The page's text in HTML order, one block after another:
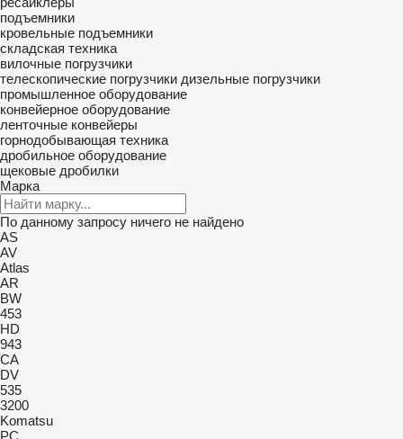
подъемники
кровельные подъемники
складская техника
вилочные погрузчики
телескопические погрузчики дизельные погрузчики
промышленное оборудование
конвейерное оборудование
ленточные конвейеры
горнодобывающая техника
дробильное оборудование
щековые дробилки
Марка
По данному запросу ничего не найдено
AS
AV
Atlas
AR
BW
453
HD
943
CA
DV
535
3200
Komatsu
PC